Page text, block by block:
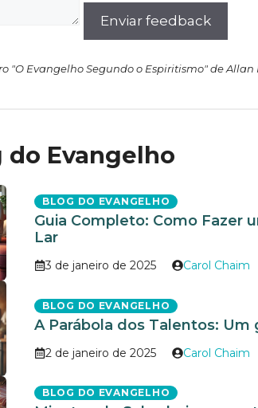
Enviar feedback
"O Evangelho Segundo o Espiritismo" de Allan
do Evangelho
BLOG DO EVANGELHO
Guia Completo: Como Fazer
Lar
3 de janeiro de 2025 Carol Chaim
BLOG DO EVANGELHO
A Parábola dos Talentos: Um
2 de janeiro de 2025 Carol Chaim
BLOG DO EVANGELHO